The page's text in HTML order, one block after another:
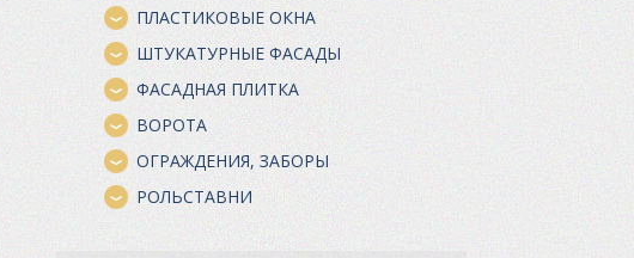
ПЛАСТИКОВЫЕ ОКНА
ШТУКАТУРНЫЕ ФАСАДЫ
ФАСАДНАЯ ПЛИТКА
ВОРОТА
ОГРАЖДЕНИЯ, ЗАБОРЫ
РОЛЬСТАВНИ